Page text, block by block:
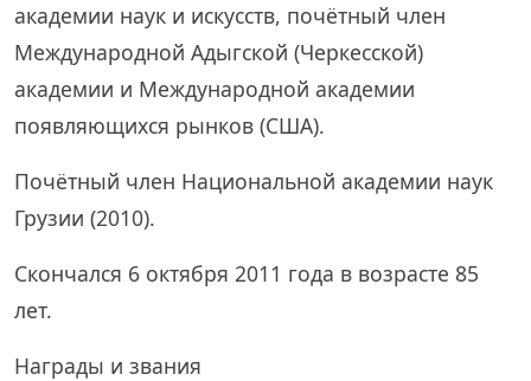
академии наук и искусств, почётный член
Международной Адыгской (Черкесской)
академии и Международной академии
появляющихся рынков (США).
Почётный член Национальной академии наук
Грузии (2010).
Скончался 6 октября 2011 года в возрасте 85
лет.
Награды и звания